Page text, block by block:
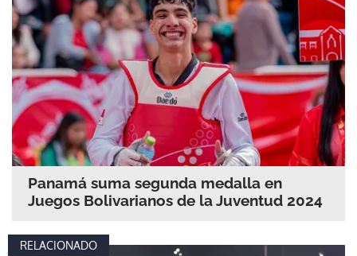
Panamá suma segunda medalla en
Juegos Bolivarianos de la Juventud 2024
RELACIONADO